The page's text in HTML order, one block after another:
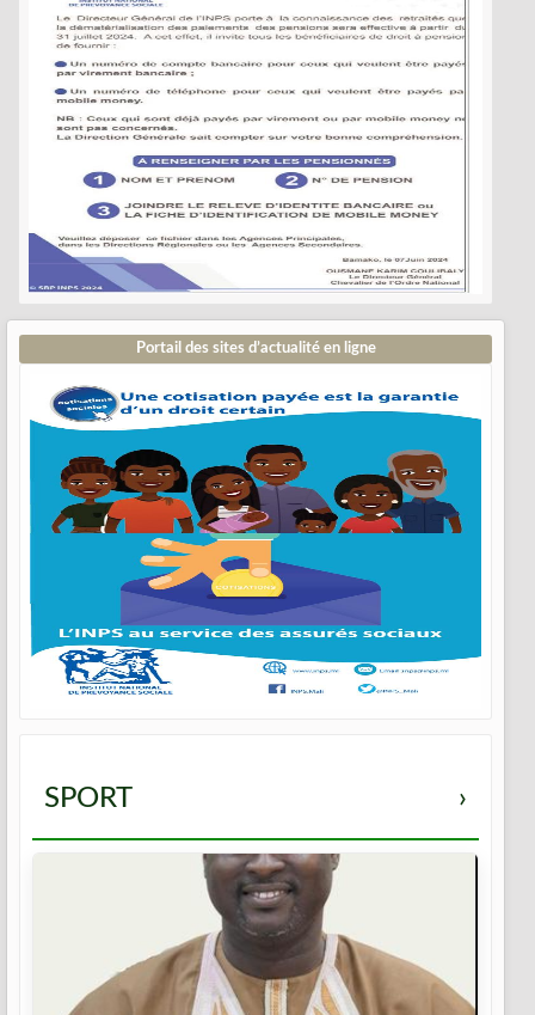
Portail des sites d’actualité en ligne
SPORT ›